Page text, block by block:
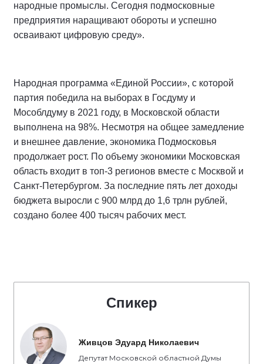
народные промыслы. Сегодня подмосковные
предприятия наращивают обороты и успешно
осваивают цифровую среду».
Народная программа «Единой России», с которой
партия победила на выборах в Госдуму и
Мособлдуму в 2021 году, в Московской области
выполнена на 98%. Несмотря на общее замедление
и внешнее давление, экономика Подмосковья
продолжает рост. По объему экономики Московская
область входит в топ-3 регионов вместе с Москвой и
Санкт-Петербургом. За последние пять лет доходы
бюджета выросли с 900 млрд до 1,6 трлн рублей,
создано более 400 тысяч рабочих мест.
Спикер
Живцов Эдуард Николаевич
Депутат Московской областной Думы